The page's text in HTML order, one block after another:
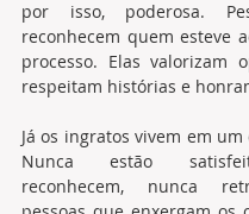
por isso, poderosa.
reconhecem quem esteve
processo. Elas valorizam
respeitam histórias e
Já os ingratos vivem em um
Nunca estão
reconhecem, nunca